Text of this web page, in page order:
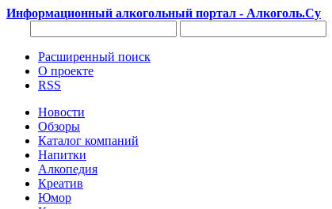
Информационный алкогольный портал - Алкоголь.Су
Расширенный поиск
О проекте
RSS
Новости
Обзоры
Каталог компаний
Напитки
Алкопедия
Креатив
Юмор